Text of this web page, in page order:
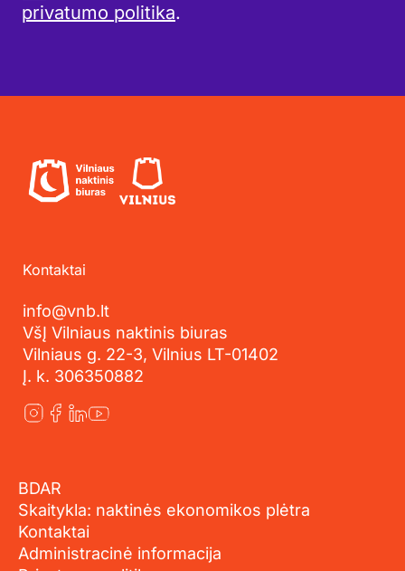
privatumo politika.
Kontaktai
info@vnb.lt
VšĮ Vilniaus naktinis biuras
Vilniaus g. 22-3, Vilnius LT-01402
Į. k. 306350882
BDAR
Skaitykla: naktinės ekonomikos plėtra
Kontaktai
Administracinė informacija